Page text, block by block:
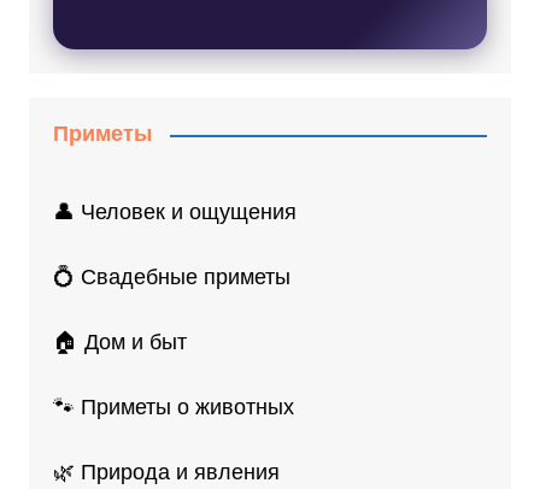
Приметы
👤 Человек и ощущения
💍 Свадебные приметы
🏠 Дом и быт
🐾 Приметы о животных
🌿 Природа и явления